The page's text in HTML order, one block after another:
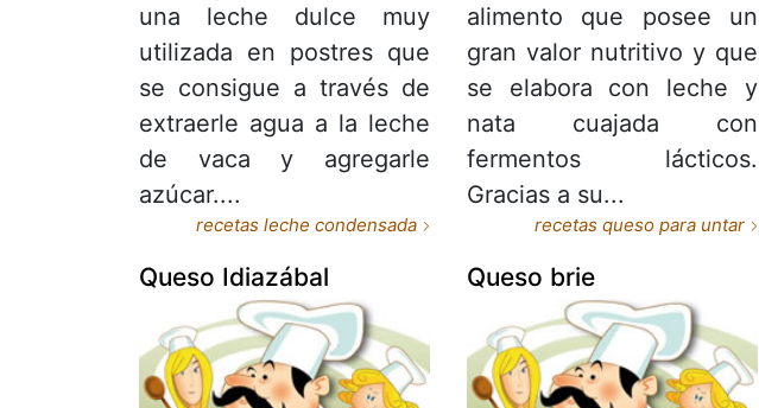
una leche dulce muy
utilizada en postres que
se consigue a través de
extraerle agua a la leche
de vaca y agregarle
azúcar....
recetas leche condensada
alimento que posee un
gran valor nutritivo y que
se elabora con leche y
nata cuajada con
fermentos lácticos.
Gracias a su...
recetas queso para untar
Queso Idiazábal Queso brie